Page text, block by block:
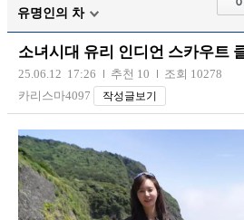
유명인의 차
소녀시대 유리 인디언 스카우트
25.06.12 17:26 추천 10
조회 10278
카리스마4097
작성글보기